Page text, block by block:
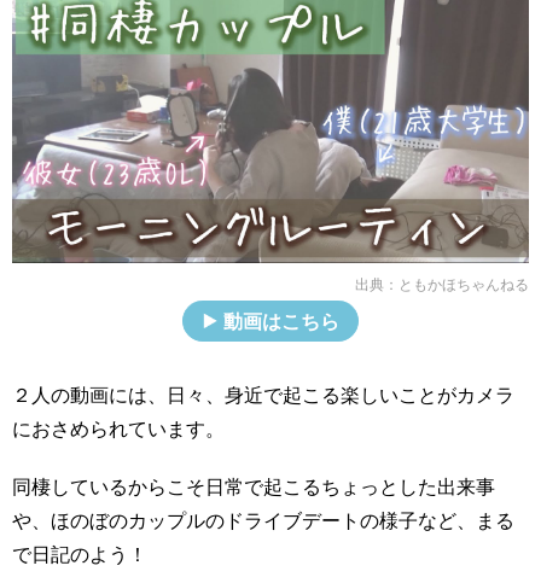
出典： ともかほちゃんねる
動画はこちら
２人の動画には、日々、身近で起こる楽しいことがカメラ
におさめられています。
同棲しているからこそ日常で起こるちょっとした出来事
や、ほのぼのカップルのドライブデートの様子など、まる
で日記のよう！